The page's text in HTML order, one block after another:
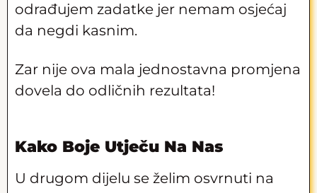
odrađujem zadatke jer nemam osjećaj
da negdi kasnim.
Zar nije ova mala jednostavna promjena
dovela do odličnih rezultata!
Kako Boje Utječu Na Nas
U drugom dijelu se želim osvrnuti na